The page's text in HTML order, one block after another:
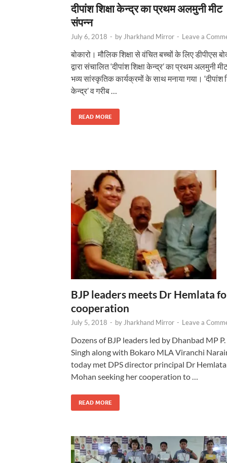
दीपांश शिक्षा केन्द्र का प्रथम अलमुनी मीट
संपन्न
July 6, 2018 - by Jharkhand Mirror - Leave a
बोकारो। मौलिक शिक्षा से वंचित बच्चों के लिए डीपीएस
द्वारा संचालित ‘दीपांश शिक्षा केन्द्र’ का प्रथम अलमुनी
भव्य सांस्कृतिक कार्यक्रमों के साथ मनाया गया। ‘दीपांश
केन्द्र’ व गरीब …
READ MORE
BJP leaders meets Dr Hemlata
cooperation
July 5, 2018 - by Jharkhand Mirror - Leave a
Dozens of BJP leaders led by Dhanbad MP
Singh along with Bokaro MLA Viranchi
today met DPS director principal Dr Hemlata
Mohan seeking her cooperation to …
READ MORE